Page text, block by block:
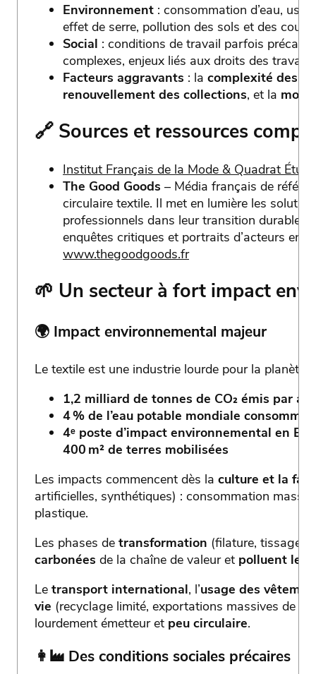
Environnement : consommation d’eau,
effet de serre, pollution des sols et des
Social : conditions de travail parfois
complexes, enjeux liés aux droits des
Facteurs aggravants : la complexité des
renouvellement des collections, et la
🔗 Sources et ressources
Institut Français de la Mode & Quadrat
The Good Goods – Média français de
circulaire textile. Il met en lumière les
professionnels dans leur transition durable
enquêtes critiques et portraits d’acteurs
www.thegoodgoods.fr
🌱 Un secteur à fort impact
🌍 Impact environnemental majeur
Le textile est une industrie lourde pour la planète :
1,2 milliard de tonnes de CO₂ émis par an
4 % de l’eau potable mondiale consommée
4ᵉ poste d’impact environnemental en
400 m² de terres mobilisées
Les impacts commencent dès la culture et la
artificielles, synthétiques) : consommation
plastique.
Les phases de transformation (filature, tissage,
carbonées de la chaîne de valeur et polluent les
Le transport international, l’usage des
vie (recyclage limité, exportations massives de
lourdement émetteur et peu circulaire.
👩‍🏭 Des conditions sociales précaires